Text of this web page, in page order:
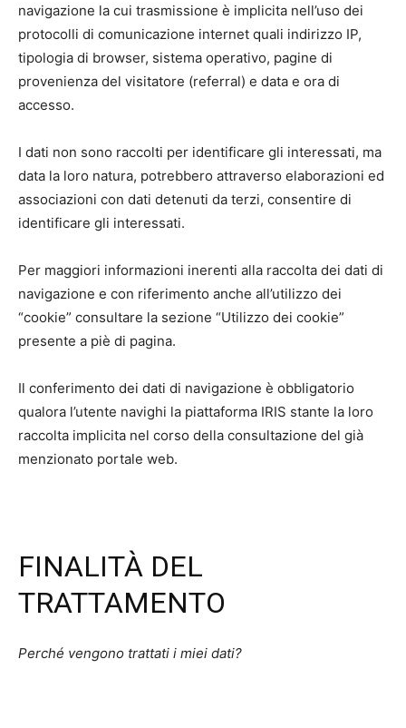
navigazione la cui trasmissione è implicita nell’uso dei
protocolli di comunicazione internet quali indirizzo IP,
tipologia di browser, sistema operativo, pagine di
provenienza del visitatore (referral) e data e ora di
accesso.
I dati non sono raccolti per identificare gli interessati, ma
data la loro natura, potrebbero attraverso elaborazioni ed
associazioni con dati detenuti da terzi, consentire di
identificare gli interessati.
Per maggiori informazioni inerenti alla raccolta dei dati di
navigazione e con riferimento anche all’utilizzo dei
“cookie” consultare la sezione “Utilizzo dei cookie”
presente a piè di pagina.
Il conferimento dei dati di navigazione è obbligatorio
qualora l’utente navighi la piattaforma IRIS stante la loro
raccolta implicita nel corso della consultazione del già
menzionato portale web.
FINALITÀ DEL
TRATTAMENTO
Perché vengono trattati i miei dati?